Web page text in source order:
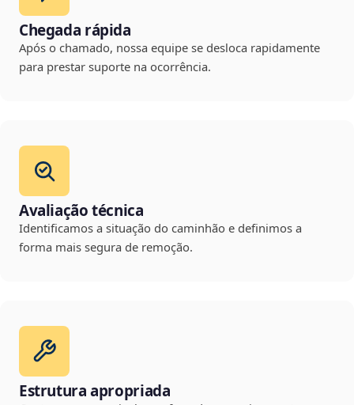
Chegada rápida
Após o chamado, nossa equipe se desloca rapidamente
para prestar suporte na ocorrência.
Avaliação técnica
Identificamos a situação do caminhão e definimos a
forma mais segura de remoção.
Estrutura apropriada